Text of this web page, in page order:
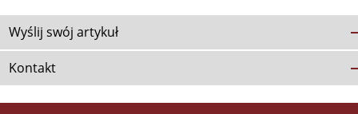
Wyślij swój artykuł
Kontakt